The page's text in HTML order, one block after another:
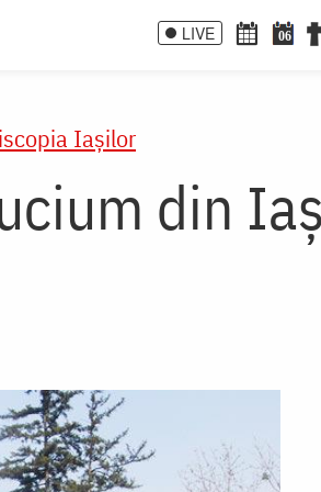
LIVE 06
Iaşilor
din